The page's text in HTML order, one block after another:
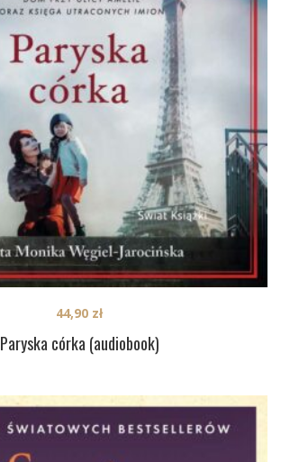
Paryska córka (audiobook)
44,90 zł